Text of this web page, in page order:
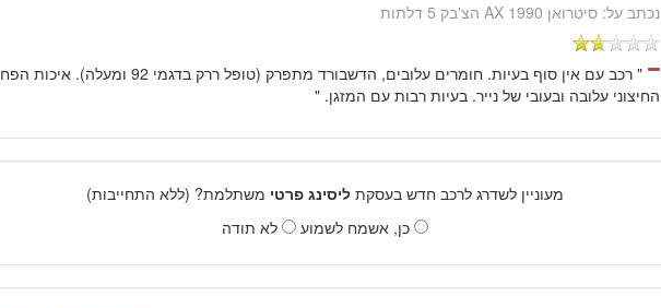
נכתב על:סיטרואן AX 1990 הצ'בק 5 דלתות
" רכב עם אין סוף בעיות. חומרים עלובים, הדשבורד מתפרק (טופל ררק בדגמי 92 ומעלה). איכות הפח
החיצוני עלובה ובעובי של נייר. בעיות רבות עם המזגן. "
מעוניין לשדרג לרכב חדש בעסקתליסינג פרטי משתלמת? (ללא התחייבות)
כן, אשמח לשמוע
לא תודה